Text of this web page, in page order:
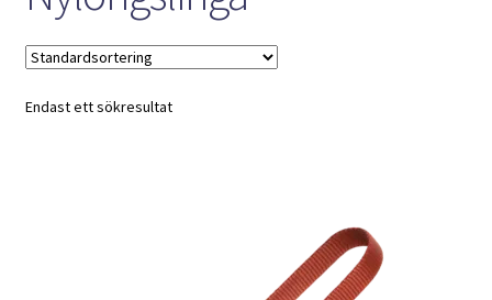
Endast ett sökresultat